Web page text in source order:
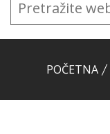
POČETNA